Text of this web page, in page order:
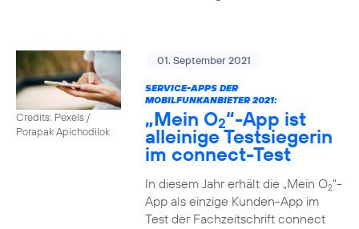
Credits: Pexels /
Porapak Apichodilok
01. September 2021
SERVICE-APPS DER
MOBILFUNKANBIETER 2021:
„Mein O2“-App ist
alleinige Testsiegerin
im connect-Test
In diesem Jahr erhält die „Mein O2“-
App als einzige Kunden-App im
Test der Fachzeitschrift connect